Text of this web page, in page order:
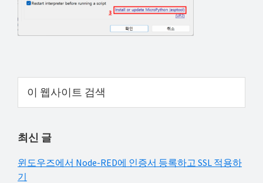
해
결
요!Primary
Sidebar
트
색
최신 글
윈도우즈에서 Node-RED에 인증서 등록하고 SSL 적용하
기